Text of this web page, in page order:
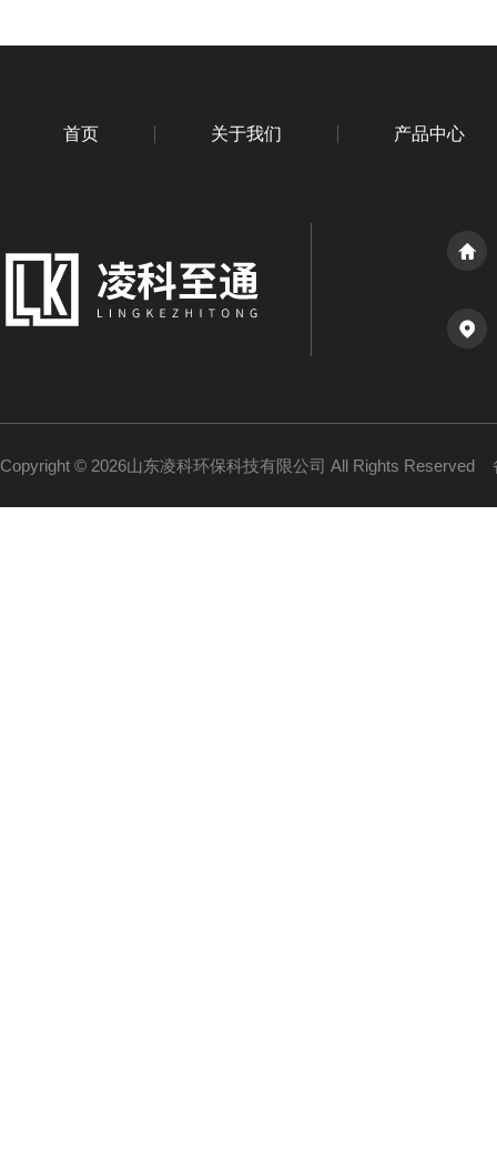
首页 关于我们 产品中心
Copyright © 2026山东凌科环保科技有限公司 All Rights Reserved